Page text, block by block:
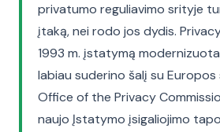
privatumo reguliavimo srityje
įtaką, nei rodo jos dydis.
1993 m. įstatymą
labiau suderino šalį su
Office of the Privacy
naujo Įstatymo įsigaliojimo